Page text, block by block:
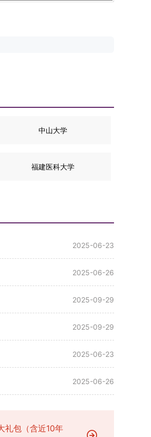
中山大学
福建医科大学
2025-06-23
2025-06-26
2025-09-29
2025-09-29
2025-06-23
2025-06-26
礼包（含近10年